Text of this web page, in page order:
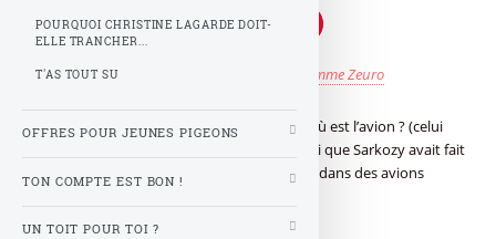
Publié lemercredi 11 décembre 2013 Z comme Zeuro
A l’aéroport, Hollande demande à Sarkozy où est l’avion ? (celui
que Hollande doit utiliser, le même que celui que Sarkozy avait fait
acheté pour lui...). Les deux hommes volant dans des avions
POURQUOI CHRISTINE LAGARDE DOIT-
ELLE TRANCHER...
T'AS TOUT SU
OFFRES POUR JEUNES PIGEONS
TON COMPTE EST BON !
UN TOIT POUR TOI ?